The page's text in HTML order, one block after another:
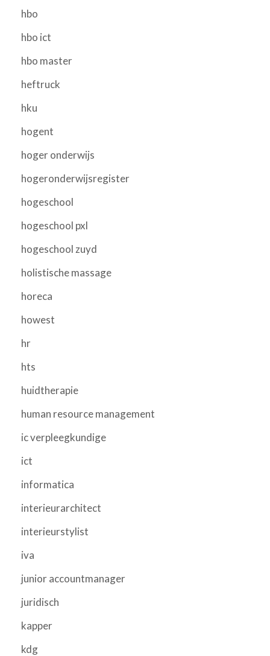
hbo
hbo ict
hbo master
heftruck
hku
hogent
hoger onderwijs
hogeronderwijsregister
hogeschool
hogeschool pxl
hogeschool zuyd
holistische massage
horeca
howest
hr
hts
huidtherapie
human resource management
ic verpleegkundige
ict
informatica
interieurarchitect
interieurstylist
iva
junior accountmanager
juridisch
kapper
kdg